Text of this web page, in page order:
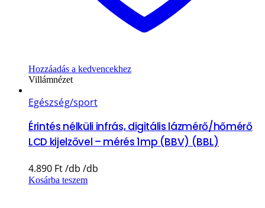
Hozzáadás a kedvencekhez
Villámnézet
Egészség/sport
Érintés nélküli infrás, digitális lázmérő/hőmérő
LCD kijelzővel – mérés 1mp (BBV) (BBL)
4.890 Ft
Kosárba teszem